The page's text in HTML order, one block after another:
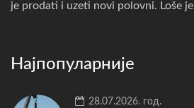
je prodati i uzeti novi polovni. Loše je
Најпопуларније
28.07.2026. год.